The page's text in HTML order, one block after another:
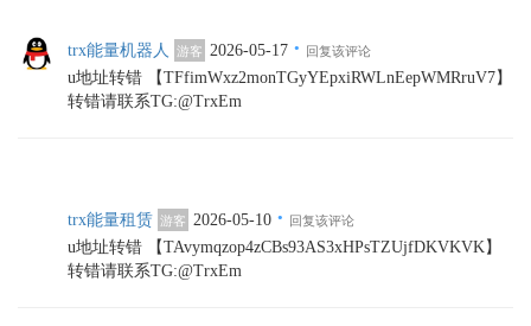
trx能量机器人 游客 2026-05-17 · 回复该评论
u地址转错 【TFfimWxz2monTGyYEpxiRWLnEepWMRruV7】
转错请联系TG:@TrxEm
trx能量租赁 游客 2026-05-10 · 回复该评论
u地址转错 【TAvymqzop4zCBs93AS3xHPsTZUjfDKVKVK】
转错请联系TG:@TrxEm